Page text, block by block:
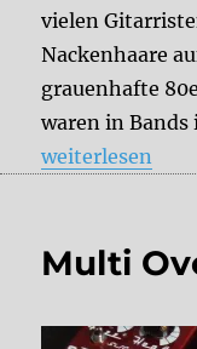
vielen
Nackenhaare
grauenhafte
waren in
„Synthesizer –
weiterlesen
Multi